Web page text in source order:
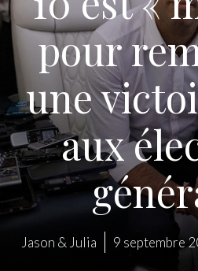
pour
une
aux
Jason & Julia 9 septembre